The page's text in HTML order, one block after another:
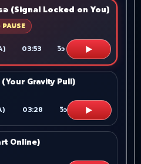
(Signal Locked on You)
03:53 วิว14 ▶
Gravity Pull)
03:28 วิว ▶
Online)